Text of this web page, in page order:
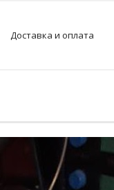
Доставка и оплата